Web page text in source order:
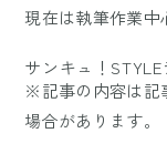
現在は執筆作業中
サンキュ！
※記事の内容は記
場合があります。